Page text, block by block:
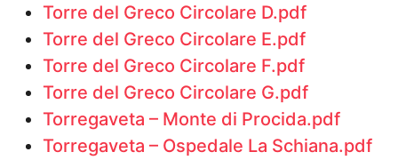
Torre del Greco Circolare D.pdf
Torre del Greco Circolare E.pdf
Torre del Greco Circolare F.pdf
Torre del Greco Circolare G.pdf
Torregaveta – Monte di Procida.pdf
Torregaveta – Ospedale La Schiana.pdf